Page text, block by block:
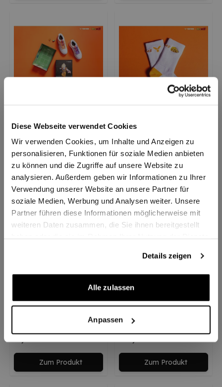
Diese Webseite verwendet Cookies
Wir verwenden Cookies, um Inhalte und Anzeigen zu
personalisieren, Funktionen für soziale Medien anbieten
zu können und die Zugriffe auf unsere Website zu
analysieren. Außerdem geben wir Informationen zu Ihrer
Verwendung unserer Website an unsere Partner für
soziale Medien, Werbung und Analysen weiter. Unsere
Partner führen diese Informationen möglicherweise mit
weiteren Daten zusammen, die Sie ihnen bereitgestellt
Details zeigen
Alle zulassen
Anpassen
Victor Schuh P-DBZ
139,00 €
Zum Produkt
Victor Socke SK508DBZ
8,90 €
Zum Produkt
8,90 €
Zum Produkt
Empfehlung
BR5039DBZ
79,00 €
Zum Produkt